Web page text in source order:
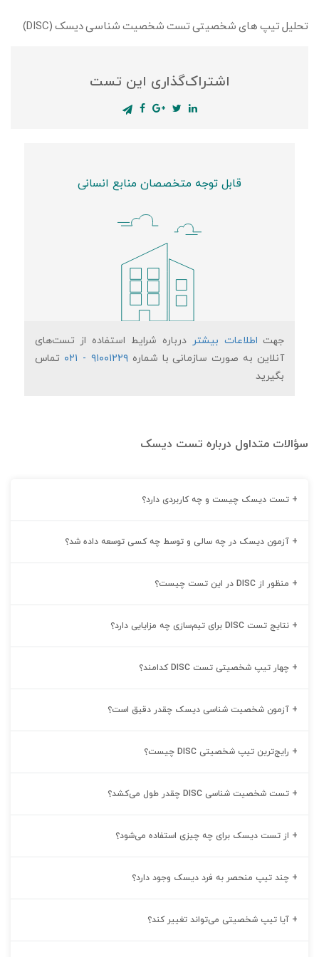
تحلیل تیپ های شخصیتی تست شخصیت شناسی دیسک (DISC)
اشتراک‌گذاری این تست
قابل توجه متخصصان منابع انسانی
جهت اطلاعات بیشتر درباره شرایط استفاده از تست‌های
آنلاین به صورت سازمانی با شماره۹۱۰۰۱۲۲۹ - ۰۲۱
تماس
بگیرید
سؤالات متداول درباره تست دیسک
+ تست دیسک چیست و چه کاربردی دارد؟
+ آزمون دیسک در چه سالی و توسط چه‌ کسی توسعه داده شد؟
+ منظور از DISC در این تست چیست؟
+ نتایج تست DISC برای تیم‌سازی چه مزایایی دارد؟
+ چهار تیپ شخصیتی تست DISC کدامند؟
+ آزمون شخصیت شناسی دیسک چقدر دقیق است؟
+ رایج‌ترین تیپ شخصیتی DISC چیست؟
+ تست شخصیت شناسی DISC چقدر طول می‌کشد؟
+ از تست دیسک برای چه چیزی استفاده می‌شود؟
+ چند تیپ منحصر به فرد دیسک وجود دارد؟
+ آیا تیپ شخصیتی می‌تواند تغییر کند؟